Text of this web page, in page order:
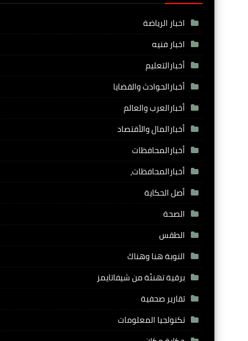
اخبار الرياضة
اخبار فنيه
أخبارالتعليم
أخبارالحوادث والقضايا
أخبارالعرب والعالم
أخبارالمال والأقتصاد
أخبارالمحافظات
أخبارالمحافظات،
أصل الحكاية
الصحة
الطقس
النوبة هنا وهناك
برقية تهنئة من شيفاتايمز
تقارير صحفية
تكنولجيا المعلومات